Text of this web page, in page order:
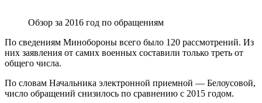
Обзор за 2016 год по обращениям
По сведениям Минобороны всего было 120 рассмотрений. Из
них заявления от самих военных составили только треть от
общего числа.
По словам Начальника электронной приемной — Белоусовой,
число обращений снизилось по сравнению с 2015 годом.